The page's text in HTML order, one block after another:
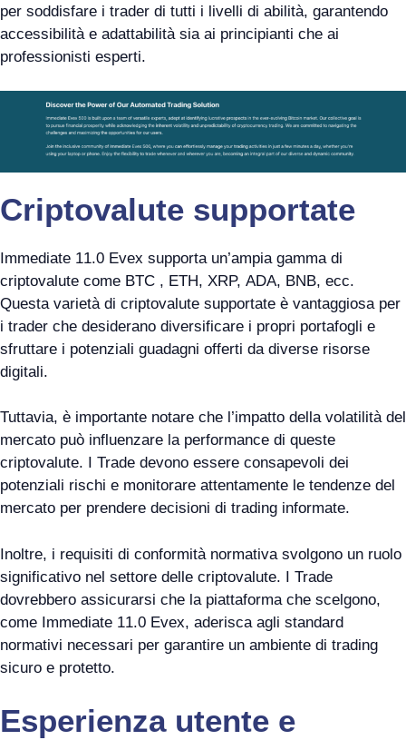
per soddisfare i trader di tutti i livelli di abilità, garantendo
accessibilità e adattabilità sia ai principianti che ai
professionisti esperti.
Criptovalute supportate
Immediate 11.0 Evex supporta un’ampia gamma di
criptovalute come BTC , ETH, XRP, ADA, BNB, ecc.
Questa varietà di criptovalute supportate è vantaggiosa per
i trader che desiderano diversificare i propri portafogli e
sfruttare i potenziali guadagni offerti da diverse risorse
digitali.
Tuttavia, è importante notare che l’impatto della volatilità del
mercato può influenzare la performance di queste
criptovalute. I Trade devono essere consapevoli dei
potenziali rischi e monitorare attentamente le tendenze del
mercato per prendere decisioni di trading informate.
Inoltre, i requisiti di conformità normativa svolgono un ruolo
significativo nel settore delle criptovalute. I Trade
dovrebbero assicurarsi che la piattaforma che scelgono,
come Immediate 11.0 Evex, aderisca agli standard
normativi necessari per garantire un ambiente di trading
sicuro e protetto.
Esperienza utente e